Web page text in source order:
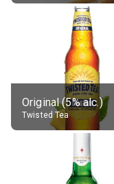
Original (5% alc.)
Twisted Tea